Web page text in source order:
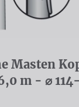
Masten
m - ⌀